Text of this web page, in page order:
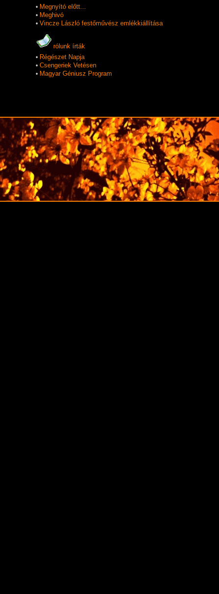
• Megnyító előtt...
• Meghivó
• Vincze László festőművész emlékkiállítása
rólunk írták
• Régészet Napja
• Csengeriek Vetésen
• Magyar Géniusz Program